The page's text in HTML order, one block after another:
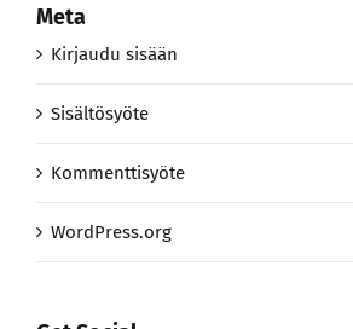
Meta
Kirjaudu sisään
Sisältösyöte
Kommenttisyöte
WordPress.org